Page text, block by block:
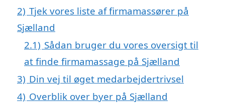
2) Tjek vores liste af firmamassører på
Sjælland
2.1) Sådan bruger du vores oversigt til
at finde firmamassage på Sjælland
3) Din vej til øget medarbejdertrivsel
4) Overblik over byer på Sjælland